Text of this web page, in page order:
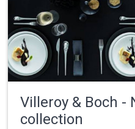
Villeroy & Boch -
collection